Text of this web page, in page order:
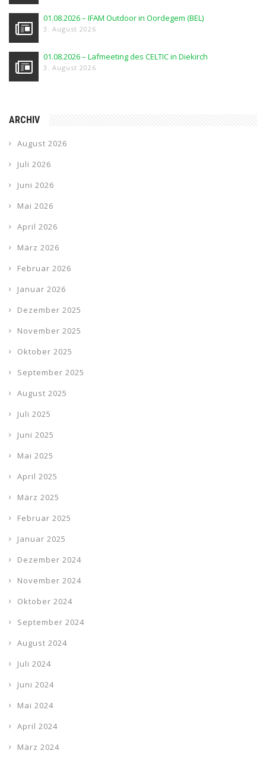
01.08.2026 – IFAM Outdoor in Oordegem (BEL)
3. August 2026
01.08.2026 – Lafmeeting des CELTIC in Diekirch
3. August 2026
ARCHIV
August 2026
Juli 2026
Juni 2026
Mai 2026
April 2026
März 2026
Februar 2026
Januar 2026
Dezember 2025
November 2025
Oktober 2025
September 2025
August 2025
Juli 2025
Juni 2025
Mai 2025
April 2025
März 2025
Februar 2025
Januar 2025
Dezember 2024
November 2024
Oktober 2024
September 2024
August 2024
Juli 2024
Juni 2024
Mai 2024
April 2024
März 2024